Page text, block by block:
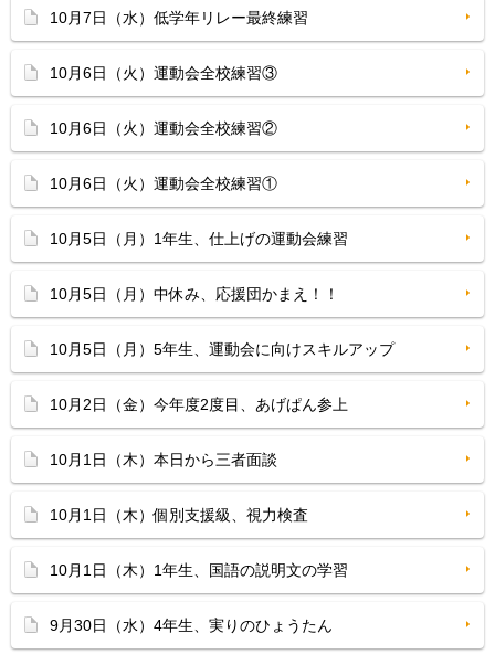
10月7日（水）低学年リレー最終練習
10月6日（火）運動会全校練習③
10月6日（火）運動会全校練習②
10月6日（火）運動会全校練習①
10月5日（月）1年生、仕上げの運動会練習
10月5日（月）中休み、応援団かまえ！！
10月5日（月）5年生、運動会に向けスキルアップ
10月2日（金）今年度2度目、あげぱん参上
10月1日（木）本日から三者面談
10月1日（木）個別支援級、視力検査
10月1日（木）1年生、国語の説明文の学習
9月30日（水）4年生、実りのひょうたん